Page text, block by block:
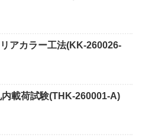
アカラー工法(KK-260026-
載荷試験(THK-260001-A)